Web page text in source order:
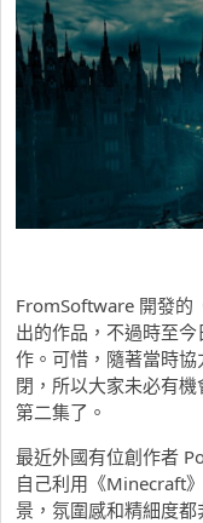
FromSoftware 開發的
出的作品，不過時至
作。可惜，隨著當時
閉，所以大家未必有
第二集了。
最近外國有位創作者
自己利用《Minecraft
景，氛圍感和精細度都